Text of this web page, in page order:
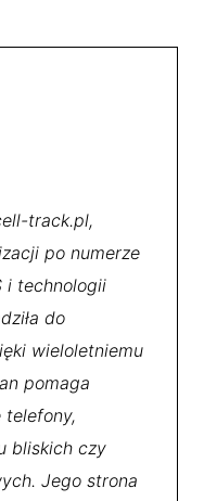
track.pl,
po numerze
i technologii
do
wieloletniemu
pomaga
telefony,
bliskich czy
Jego strona